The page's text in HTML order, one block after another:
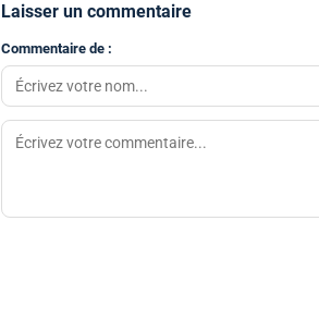
Laisser un commentaire
Commentaire de :